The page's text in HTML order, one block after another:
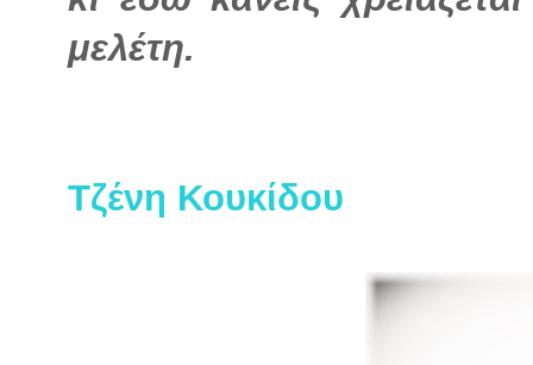
μελέτη.
Τζένη Κουκίδου